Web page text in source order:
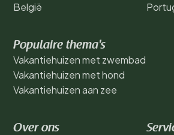
België
Populaire thema's
Vakantiehuizen met zwembad
Vakantiehuizen met hond
Vakantiehuizen aan zee
Over ons